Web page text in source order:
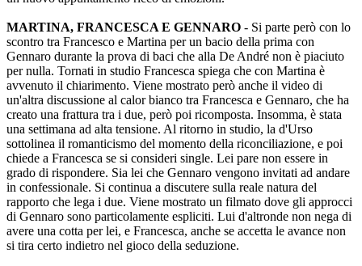
MARTINA, FRANCESCA E GENNARO - Si parte però con lo
scontro tra Francesco e Martina per un bacio della prima con
Gennaro durante la prova di baci che alla De André non è piaciuto
per nulla. Tornati in studio Francesca spiega che con Martina è
avvenuto il chiarimento. Viene mostrato però anche il video di
un'altra discussione al calor bianco tra Francesca e Gennaro, che ha
creato una frattura tra i due, però poi ricomposta. Insomma, è stata
una settimana ad alta tensione. Al ritorno in studio, la d'Urso
sottolinea il romanticismo del momento della riconciliazione, e poi
chiede a Francesca se si consideri single. Lei pare non essere in
grado di rispondere. Sia lei che Gennaro vengono invitati ad andare
in confessionale. Si continua a discutere sulla reale natura del
rapporto che lega i due. Viene mostrato un filmato dove gli approcci
di Gennaro sono particolamente espliciti. Lui d'altronde non nega di
avere una cotta per lei, e Francesca, anche se accetta le avance non
si tira certo indietro nel gioco della seduzione.